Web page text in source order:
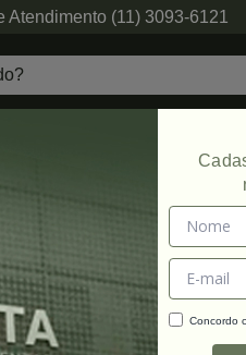
Atendimento (11) 3093-6121
Concordo